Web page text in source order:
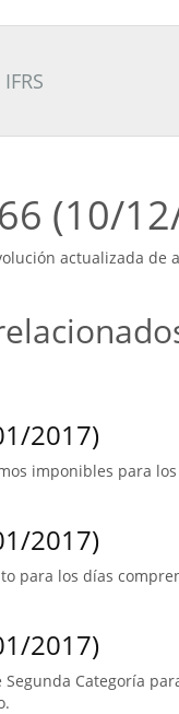
(10/
actualizada de
2017)
imponibles para
2017)
para los días
2017)
Categoría